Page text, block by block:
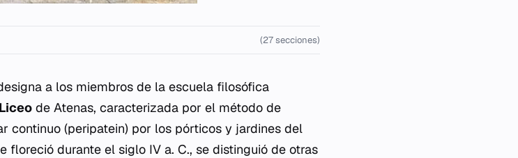
(27 secciones)
a los miembros de la escuela filosófica
Liceo de Atenas, caracterizada por el método de
continuo (peripatein) por los pórticos y jardines del
floreció durante el siglo IV a. C., se distinguió de otras